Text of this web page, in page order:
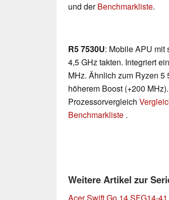
und derBenchmarkliste.
R5 7530U: Mobile APU mit
4,5 GHz takten. Integriert
MHz. Ähnlich zum Ryzen
höherem Boost (+200
Prozessorvergleich
Benchmarkliste .
Weitere Artikel zur